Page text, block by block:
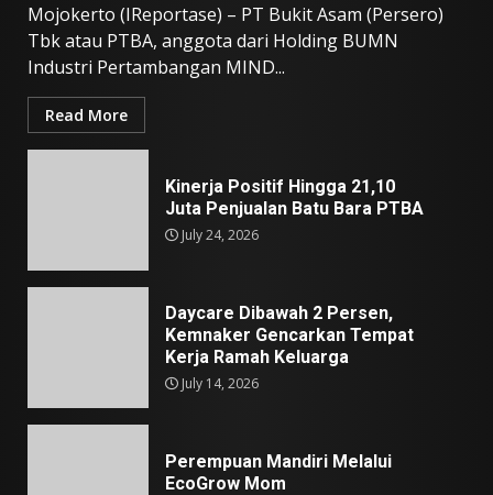
Mojokerto (IReportase) – PT Bukit Asam (Persero)
Tbk atau PTBA, anggota dari Holding BUMN
Industri Pertambangan MIND...
Read More
Kinerja Positif Hingga 21,10
Juta Penjualan Batu Bara PTBA
July 24, 2026
Daycare Dibawah 2 Persen,
Kemnaker Gencarkan Tempat
Kerja Ramah Keluarga
July 14, 2026
Perempuan Mandiri Melalui
EcoGrow Mom